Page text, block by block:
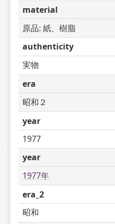
material
原品: 紙、樹脂
authenticity
実物
era
昭和２
year
1977
year
1977年
era_2
昭和